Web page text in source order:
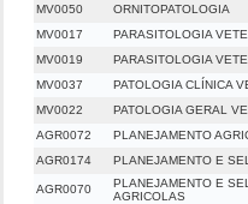
MV0050
ORNITOPATOLOGIA
MV0017
PARASITOLOGIA
MV0019
PARASITOLOGIA
MV0037
PATOLOGIA CLÍNICA
MV0022
PATOLOGIA GERAL
AGR0072
PLANEJAMENTO
AGR0174
PLANEJAMENTO E
AGR0070
PLANEJAMENTO E
AGRICOLAS